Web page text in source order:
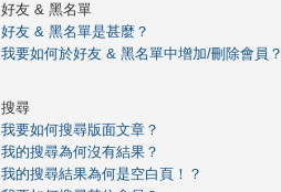
好友 & 黑名單
好友 & 黑名單是甚麼？
我要如何於好友 & 黑名單中增加/刪除會員？
搜尋
我要如何搜尋版面文章？
我的搜尋為何沒有結果？
我的搜尋結果為何是空白頁！？